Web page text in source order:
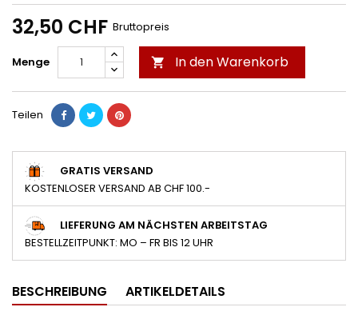
32,50 CHF Bruttopreis
Menge  In den Warenkorb
Teilen
GRATIS VERSAND
KOSTENLOSER VERSAND AB CHF 100.-
LIEFERUNG AM NÄCHSTEN ARBEITSTAG
BESTELLZEITPUNKT: MO – FR BIS 12 UHR
BESCHREIBUNG ARTIKELDETAILS